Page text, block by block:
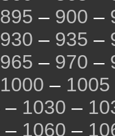
895 – 900 –
930 – 935 –
965 – 970 –
1000 – 1005
– 1030 –
– 1060 –